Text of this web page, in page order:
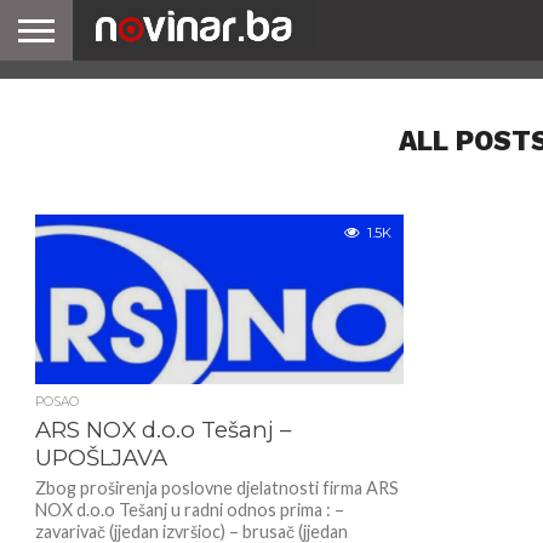
ALL
1.5K
POSAO
ARS NOX d.o.o Tešanj –
UPOŠLJAVA
Zbog proširenja poslovne djelatnosti firma ARS
NOX d.o.o Tešanj u radni odnos prima : –
zavarivač (jjedan izvršioc) – brusač (jjedan